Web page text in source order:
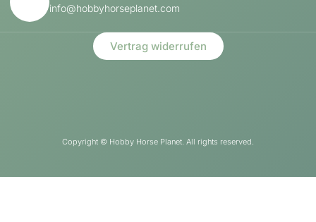
info@hobbyhorseplanet.com
Vertrag widerrufen
Copyright © Hobby Horse Planet. All rights reserved.